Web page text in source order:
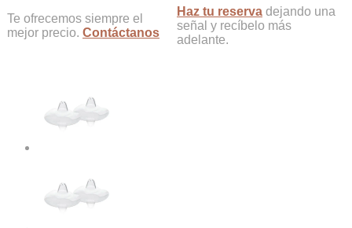
Te ofrecemos siempre el
mejor precio. Contáctanos
Haz tu reserva dejando una
señal y recíbelo más
adelante.